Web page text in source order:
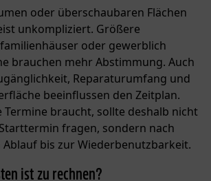
oder überschaubaren Flächen
unkompliziert. Größere
oder gewerblich
brauchen mehr Abstimmung. Auch
Reparaturumfang und
beeinflussen den Zeitplan.
Termine braucht, sollte deshalb nicht
fragen, sondern nach
bis zur Wiederbenutzbarkeit.
ist zu rechnen?